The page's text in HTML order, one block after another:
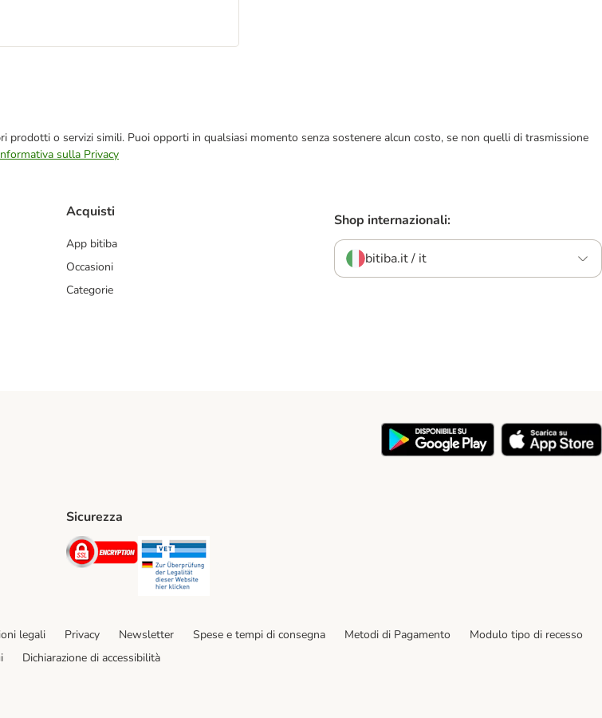
o servizi simili. Puoi opporti in qualsiasi momento senza sostenere alcun costo, se non quelli di trasmissione
sulla Privacy
Acquisti
App bitiba
Occasioni
Categorie
Shop internazionali:
bitiba.it / it
Sicurezza
Security
legali Privacy Newsletter Spese e tempi di consegna Metodi di Pagamento
Modulo tipo di recesso
Dichiarazione di accessibilità